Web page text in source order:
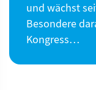
und wächst
Besondere
Kongress…